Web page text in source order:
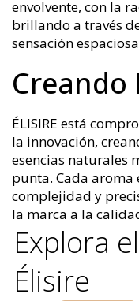
envolvente, con la
brillando a través
sensación
Creando
ÉLISIRE está
la innovación,
esencias naturales
punta. Cada aroma
complejidad y
la marca a la
Explora
Élisire